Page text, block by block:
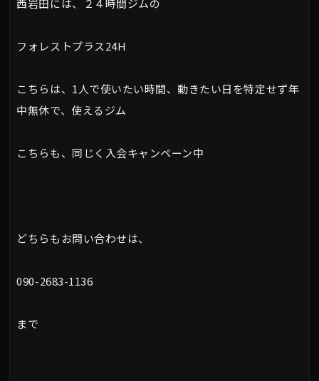
フォレストプラス24H
こちらは、1人で使いたい時間、動きたい日を特定せず年
中無休で、使えるジム
こちらも、同じく入会キャンペーン中
どちらもお問い合わせは、
090-2683-1136
まで